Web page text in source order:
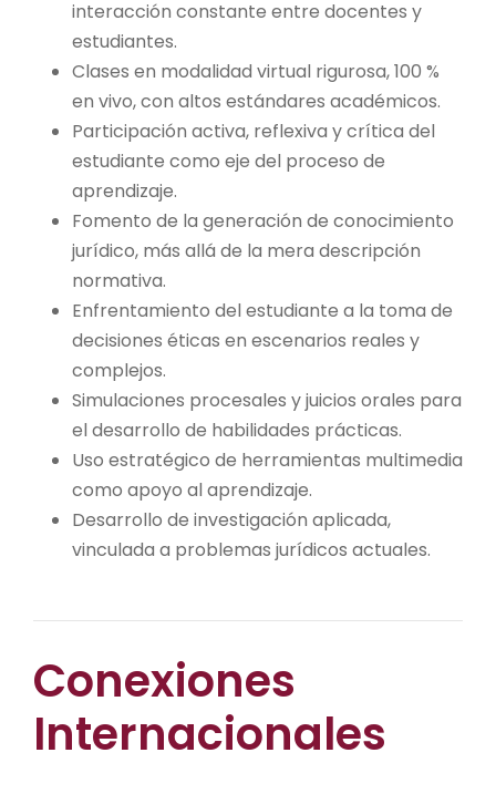
interacción constante entre docentes y
estudiantes.
Clases en modalidad virtual rigurosa, 100 %
en vivo, con altos estándares académicos.
Participación activa, reflexiva y crítica del
estudiante como eje del proceso de
aprendizaje.
Fomento de la generación de conocimiento
jurídico, más allá de la mera descripción
normativa.
Enfrentamiento del estudiante a la toma de
decisiones éticas en escenarios reales y
complejos.
Simulaciones procesales y juicios orales para
el desarrollo de habilidades prácticas.
Uso estratégico de herramientas multimedia
como apoyo al aprendizaje.
Desarrollo de investigación aplicada,
vinculada a problemas jurídicos actuales.
Conexiones
Internacionales